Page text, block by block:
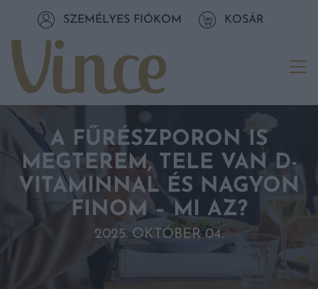
Tovább a tartalomhozSZEMÉLYES FIÓKOM KOSÁR
A FŰRÉSZPORON IS
MEGTEREM, TELE VAN D-
VITAMINNAL ÉS NAGYON
FINOM – MI AZ?
2025. OKTÓBER 04.